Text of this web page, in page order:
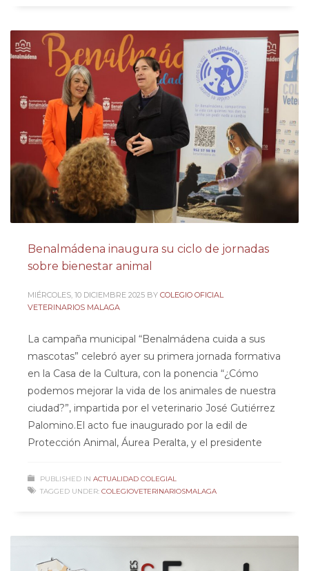
Benalmádena inaugura su ciclo de jornadas
sobre bienestar animal
MIÉRCOLES, 10 DICIEMBRE 2025 BY COLEGIO OFICIAL
VETERINARIOS MALAGA
La campaña municipal “Benalmádena cuida a sus
mascotas” celebró ayer su primera jornada formativa
en la Casa de la Cultura, con la ponencia “¿Cómo
podemos mejorar la vida de los animales de nuestra
ciudad?”, impartida por el veterinario José Gutiérrez
Palomino.El acto fue inaugurado por la edil de
Protección Animal, Áurea Peralta, y el presidente
PUBLISHED IN ACTUALIDAD COLEGIAL
TAGGED UNDER: COLEGIOVETERINARIOSMALAGA